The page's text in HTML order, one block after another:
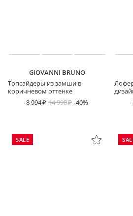
GIOVANNI BRUNO
Топсайдеры из замши в
коричневом оттенке
8 994
14 990 -40%
SALE